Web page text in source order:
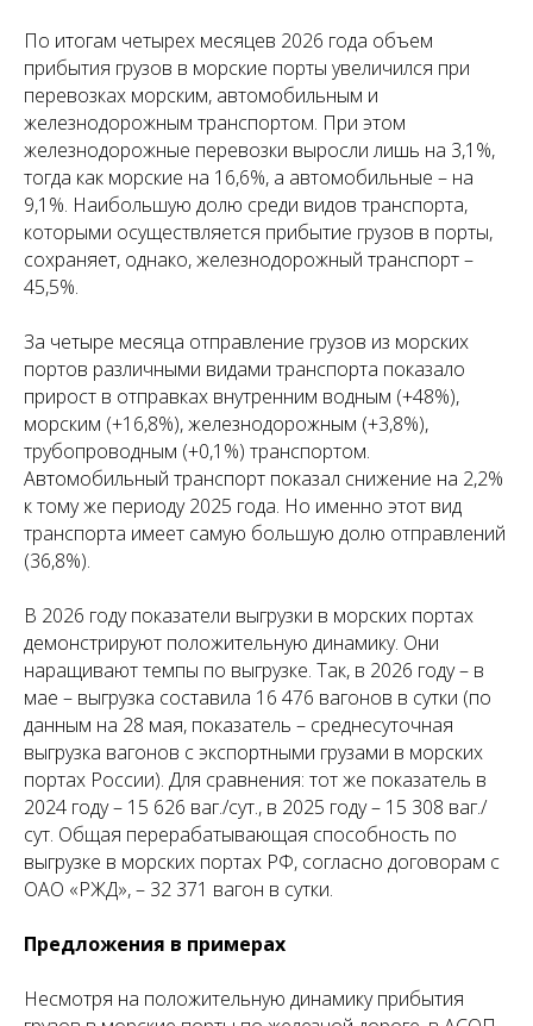
По итогам четырех месяцев 2026 года объем
прибытия грузов в морские порты увеличился при
перевозках морским, автомобильным и
железнодорожным транспортом. При этом
железнодорожные перевозки выросли лишь на 3,1%,
тогда как морские на 16,6%, а автомобильные – на
9,1%. Наибольшую долю среди видов транспорта,
которыми осуществляется прибытие грузов в порты,
сохраняет, однако, железнодорожный транспорт –
45,5%.
За четыре месяца отправление грузов из морских
портов различными видами транспорта показало
прирост в отправках внутренним водным (+48%),
морским (+16,8%), железнодорожным (+3,8%),
трубопроводным (+0,1%) транспортом.
Автомобильный транспорт показал снижение на 2,2%
к тому же периоду 2025 года. Но именно этот вид
транспорта имеет самую большую долю отправлений
(36,8%).
В 2026 году показатели выгрузки в морских портах
демонстрируют положительную динамику. Они
наращивают темпы по выгрузке. Так, в 2026 году – в
мае – выгрузка составила 16 476 вагонов в сутки (по
данным на 28 мая, показатель – среднесуточная
выгрузка вагонов с экспортными грузами в морских
портах России). Для сравнения: тот же показатель в
2024 году – 15 626 ваг./сут., в 2025 году – 15 308 ваг./
сут. Общая перерабатывающая способность по
выгрузке в морских портах РФ, согласно договорам с
ОАО «РЖД», – 32 371 вагон в сутки.
Предложения в примерах
Несмотря на положительную динамику прибытия